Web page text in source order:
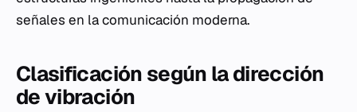
señales en la comunicación moderna.
Clasificación según la dirección
de vibración